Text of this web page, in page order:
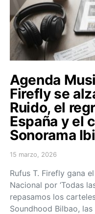
Agenda
Firefly se
Ruido, el
España y el
Sonorama
Posted on
15 marzo, 2026
Rufus T. Firefly gana
Nacional por ‘Todas
repasamos los
Soundhood Bilbao,